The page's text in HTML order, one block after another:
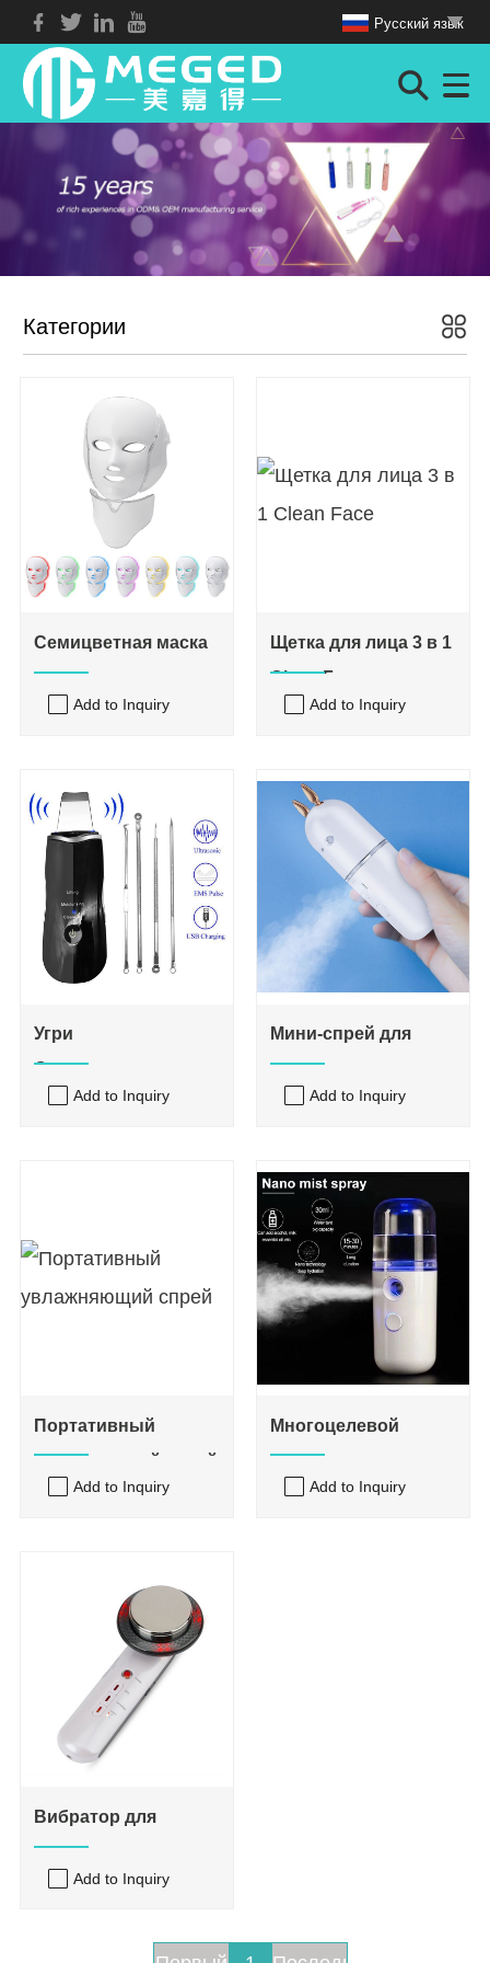
Русский язык
Категории
Семицветная маска
для красоты кожи
Add to Inquiry
Щетка для лица 3 в 1
Clean Face
Add to Inquiry
Угри
Отшелушивающая
лопатаAdd to Inquiry
Мини-спрей для
лица
Add to Inquiry
Портативный
увлажняющий спрей
Add to Inquiry
Многоцелевой
распылитель
туманаAdd to Inquiry
Вибратор для
похудения
Add to Inquiry